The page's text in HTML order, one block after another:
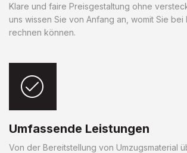
Klare und faire Preisgestaltung ohne
uns wissen Sie von Anfang an, womit Sie bei
rechnen können.
Umfassende Leistungen
Von der Bereitstellung von Umzugsmaterial